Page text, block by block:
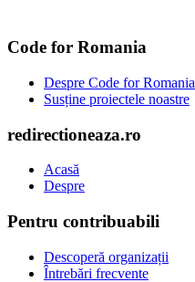
Code for Romania
Despre Code for Romania
Susține proiectele noastre
redirectioneaza.ro
Acasă
Despre
Pentru contribuabili
Descoperă organizații
Întrebări frecvente